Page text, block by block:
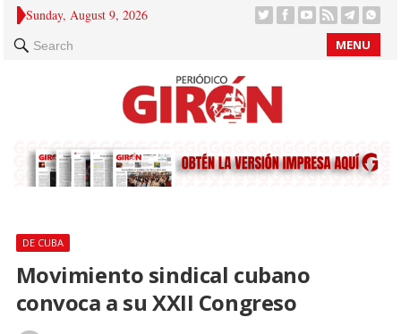
Sunday, August 9, 2026
Search MENU
DE CUBA
Movimiento sindical cubano
convoca a su XXII Congreso